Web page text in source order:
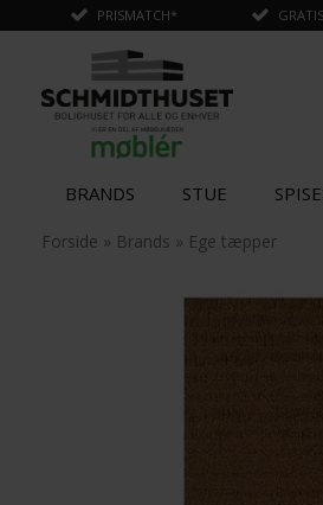
PRISMATCH*
BRANDS STUE
✓Tilføjet til kurv
Forside » Brands » Ege tæpper